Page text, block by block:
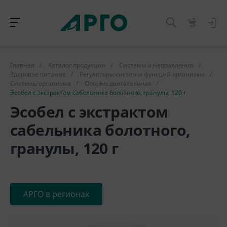
Главная / Каталог продукции / Системы и направления
/
Здоровое питание
/ Регуляторы систем и функций организма
/
Системы организма
/ Опорно-двигательная
/
Эсобел с экстрактом сабельника болотного, гранулы, 120 г
Эсобел с экстрактом
сабельника болотного,
гранулы, 120 г
АРГО в регионах